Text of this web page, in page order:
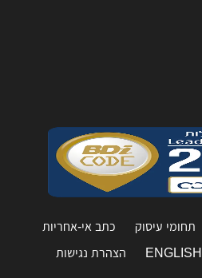
תחומי עיסוק
כתב אי-אחריות
ENGLISH הצהרת נגישות